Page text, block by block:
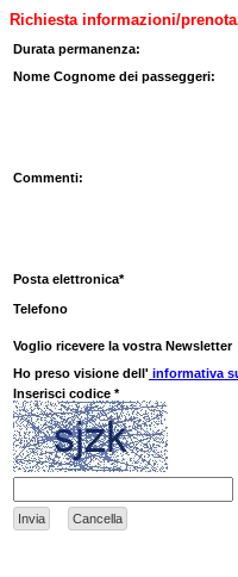
Richiesta informazioni/
Durata permanenza:
Nome Cognome dei passeggeri:
Commenti:
Posta elettronica*
Telefono
Voglio ricevere la vostra Newsletter
Ho preso visione dell' informativa
Inserisci codice *